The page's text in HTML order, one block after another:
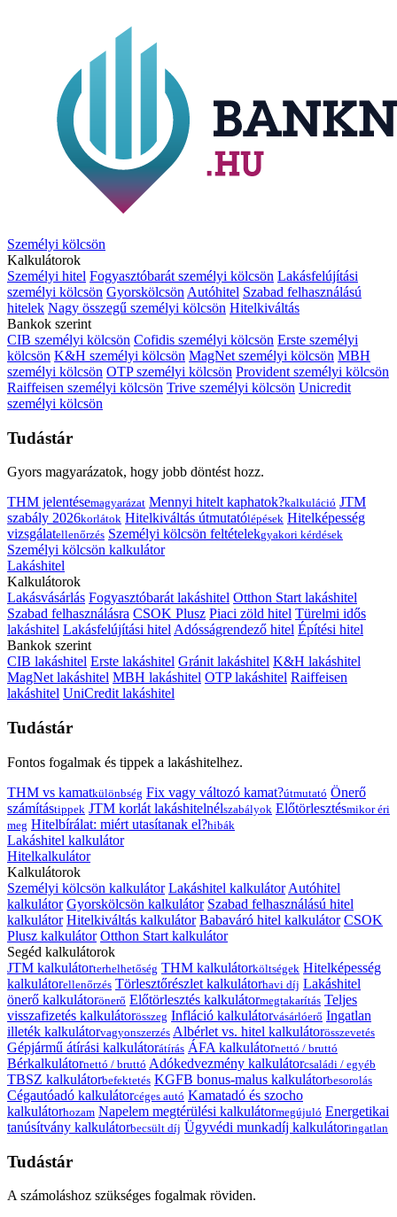
Személyi kölcsön
Kalkulátorok
Személyi hitel Fogyasztóbarát személyi kölcsön Lakásfelújítási
személyi kölcsön Gyorskölcsön Autóhitel Szabad felhasználású
hitelek Nagy összegű személyi kölcsön Hitelkiváltás
Bankok szerint
CIB személyi kölcsön Cofidis személyi kölcsön Erste személyi
kölcsön K&H személyi kölcsön MagNet személyi kölcsön MBH
személyi kölcsön OTP személyi kölcsön Provident személyi kölcsön
Raiffeisen személyi kölcsön Trive személyi kölcsön Unicredit
személyi kölcsön
Tudástár
Gyors magyarázatok, hogy jobb döntést hozz.
THM jelentésemagyarázat Mennyi hitelt kaphatok?kalkuláció JTM
szabály 2026korlátok Hitelkiváltás útmutatólépések Hitelképesség
vizsgálatellenőrzés Személyi kölcsön feltételekgyakori kérdések
Személyi kölcsön kalkulátor
Lakáshitel
Kalkulátorok
Lakásvásárlás Fogyasztóbarát lakáshitel Otthon Start lakáshitel
Szabad felhasználásra CSOK Plusz Piaci zöld hitel Türelmi idős
lakáshitel Lakásfelújítási hitelAdósságrendező hitel Építési hitel
Bankok szerint
CIB lakáshitel Erste lakáshitel Gránit lakáshitel K&H lakáshitel
MagNet lakáshitel MBH lakáshitel OTP lakáshitel Raiffeisen
lakáshitel UniCredit lakáshitel
Tudástár
Fontos fogalmak és tippek a lakáshitelhez.
THM vs kamatkülönbség Fix vagy változó kamat?útmutató Önerő
számítástippek JTM korlát lakáshitelnélszabályok Előtörlesztésmikor éri
meg Hitelbírálat: miért utasítanak el?hibák
Lakáshitel kalkulátor
Hitelkalkulátor
Kalkulátorok
Személyi kölcsön kalkulátor Lakáshitel kalkulátor Autóhitel
kalkulátor Gyorskölcsön kalkulátor Szabad felhasználású hitel
kalkulátor Hitelkiváltás kalkulátor Babaváró hitel kalkulátor CSOK
Plusz kalkulátor Otthon Start kalkulátor
Segéd kalkulátorok
JTM kalkulátorterhelhetőség THM kalkulátorköltségek Hitelképesség
kalkulátorellenőrzés Törlesztőrészlet kalkulátorhavi díj Lakáshitel
önerő kalkulátorönerő Előtörlesztés kalkulátormegtakarítás Teljes
visszafizetés kalkulátorösszeg Infláció kalkulátorvásárlóerő Ingatlan
illeték kalkulátorvagyonszerzés Albérlet vs. hitel kalkulátorösszevetés
Gépjármű átírási kalkulátorátírás ÁFA kalkulátornettó / bruttó
Bérkalkulátornettó / bruttó Adókedvezmény kalkulátorcsaládi / egyéb
TBSZ kalkulátorbefektetés KGFB bonus-malus kalkulátorbesorolás
Cégautóadó kalkulátorcéges autó Kamatadó és szocho
kalkulátorhozam Napelem megtérülési kalkulátormegújuló Energetikai
tanúsítvány kalkulátorbecsült díj Ügyvédi munkadíj kalkulátoringatlan
Tudástár
A számoláshoz szükséges fogalmak röviden.